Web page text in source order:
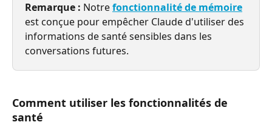
Remarque : Notre fonctionnalité de mémoire
est conçue pour empêcher Claude d'utiliser des
informations de santé sensibles dans les
conversations futures.
Comment utiliser les fonctionnalités de
santé